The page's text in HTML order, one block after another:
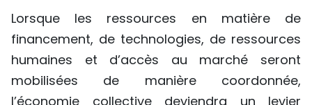
Lorsque les ressources en matière de
financement, de technologies, de ressources
humaines et d’accès au marché seront
mobilisées de manière coordonnée,
l’économie collective deviendra un levier